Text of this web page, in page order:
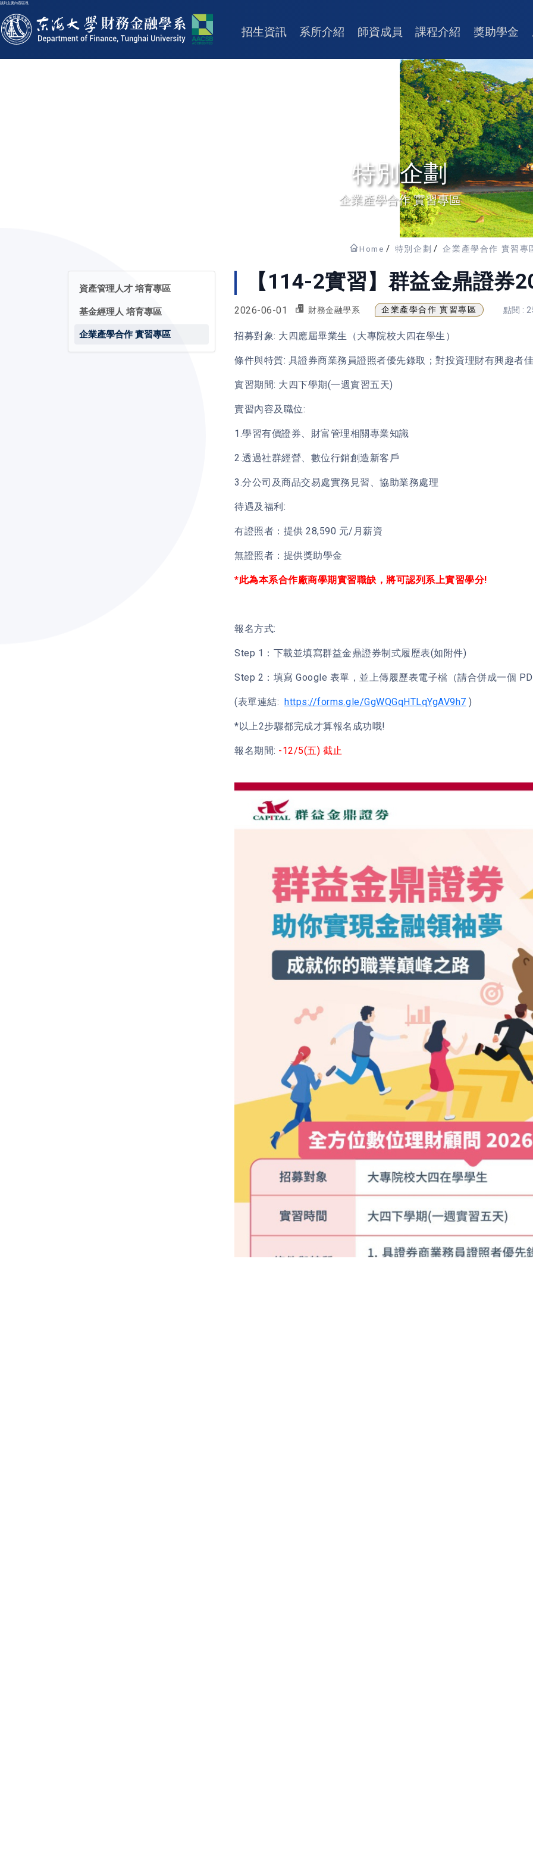
跳到主要內容區塊
東海大學logo
招生資訊 系所介紹 師資成員 課程介紹 獎助學金
特別企劃
企業產學合作 實習專區
Home 特別企劃 企業產學合作 實習專
資產管理人才 培育專區
基金經理人 培育專區
企業產學合作 實習專區
【114-2實習】群益金鼎證券
2026-06-01 財務金融學系 企業產學合作 實習專區 點閱 :
招募對象: 大四應屆畢業生（大專院校大四在學生）
條件與特質: 具證券商業務員證照者優先錄取；對投資理財有興趣者佳
實習期間: 大四下學期(一週實習五天)
實習內容及職位:
1.學習有價證券、財富管理相關專業知識
2.透過社群經營、數位行銷創造新客戶
3.分公司及商品交易處實務見習、協助業務處理
待遇及福利:
有證照者：提供 28,590 元/月薪資
無證照者：提供獎助學金
*此為本系合作廠商學期實習職缺，將可認列系上實習學分!
報名方式:
Step 1：下載並填寫群益金鼎證券制式履歷表(如附件)
Step 2：填寫 Google 表單，並上傳履歷表電子檔（請合併成一個
(表單連結: https://forms.gle/GgWQGqHTLqYgAV9h7 )
*以上2步驟都完成才算報名成功哦!
報名期間: -12/5(五) 截止